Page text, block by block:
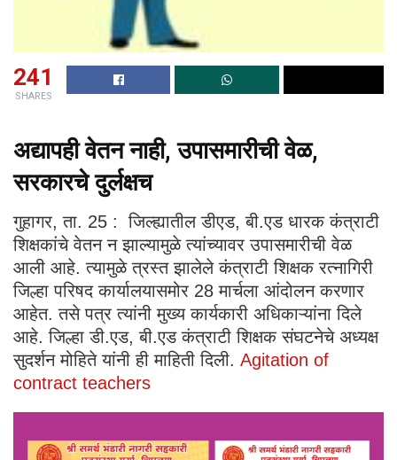
241
SHARES
अद्यापही वेतन नाही, उपासमारीची वेळ,
सरकारचे दुर्लक्षच
गुहागर, ता. 25 : जिल्ह्यातील डीएड, बी.एड धारक कंत्राटी
शिक्षकांचे वेतन न झाल्यामुळे त्यांच्यावर उपासमारीची वेळ
आली आहे. त्यामुळे त्रस्त झालेले कंत्राटी शिक्षक रत्नागिरी
जिल्हा परिषद कार्यालयासमोर 28 मार्चला आंदोलन करणार
आहेत. तसे पत्र त्यांनी मुख्य कार्यकारी अधिकाऱ्यांना दिले
आहे. जिल्हा डी.एड, बी.एड कंत्राटी शिक्षक संघटनेचे अध्यक्ष
सुदर्शन मोहिते यांनी ही माहिती दिली. Agitation of
contract teachers